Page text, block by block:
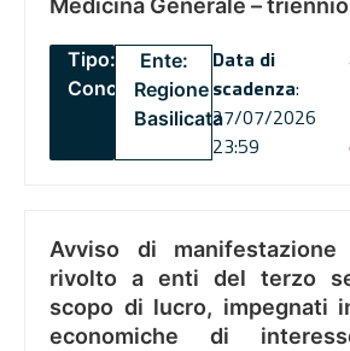
Medicina Generale –
Tipo:
Concorsi
Ente:
Regione
Basilicata
Data di
scadenza:
27/07/2026
23:59
Avviso di
rivolto a enti del terzo
scopo di lucro, impegnati
economiche di